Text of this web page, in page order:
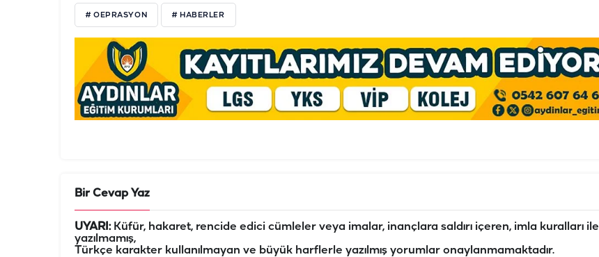
# OEPRASYON # HABERLER
Bir Cevap Yaz
UYARI:Küfür, hakaret, rencide edici cümleler veya imalar, inançlara saldırı içeren, imla kuralları ile
yazılmamış,
Türkçe karakter kullanılmayan ve büyük harflerle yazılmış yorumlar onaylanmamaktadır.